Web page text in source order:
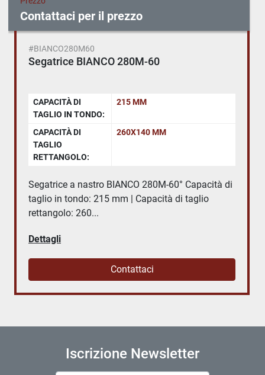
Contattaci per il prezzo
#BIANCO280M60
Segatrice BIANCO 280M-60
CAPACITÀ DI
TAGLIO IN TONDO:
215 MM
CAPACITÀ DI
TAGLIO
RETTANGOLO:
260X140 MM
Segatrice a nastro BIANCO 280M-60° Capacità di
taglio in tondo: 215 mm | Capacità di taglio
rettangolo: 260...
Dettagli
Contattaci
Iscrizione Newsletter